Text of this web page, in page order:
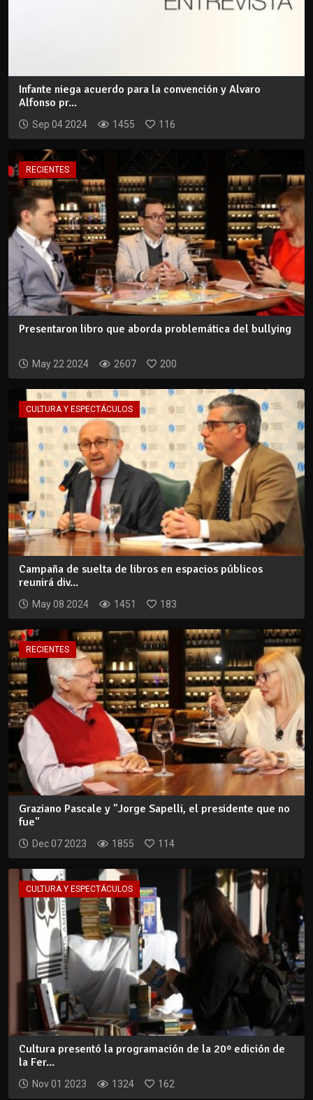
Infante niega acuerdo para la convención y Alvaro
Alfonso pr...
Sep 04 2024 1455 116
RECIENTES
Presentaron libro que aborda problemática del bullying
May 22 2024 2607 200
CULTURA Y ESPECTÁCULOS
Campaña de suelta de libros en espacios públicos
reunirá div...
May 08 2024 1451 183
RECIENTES
Graziano Pascale y "Jorge Sapelli, el presidente que no
fue"
Dec 07 2023 1855 114
CULTURA Y ESPECTÁCULOS
Cultura presentó la programación de la 20º edición de
la Fer...
Nov 01 2023 1324 162